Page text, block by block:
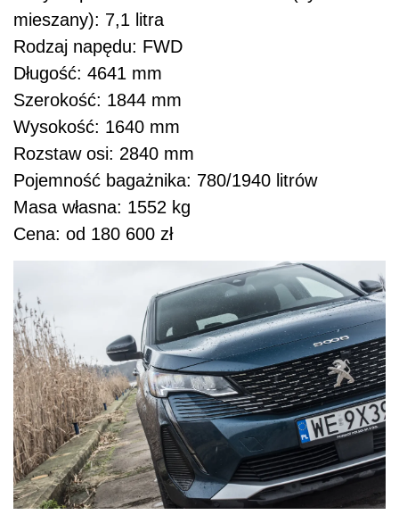
mieszany): 7,1 litra
Rodzaj napędu: FWD
Długość: 4641 mm
Szerokość: 1844 mm
Wysokość: 1640 mm
Rozstaw osi: 2840 mm
Pojemność bagażnika: 780/1940 litrów
Masa własna: 1552 kg
Cena: od 180 600 zł